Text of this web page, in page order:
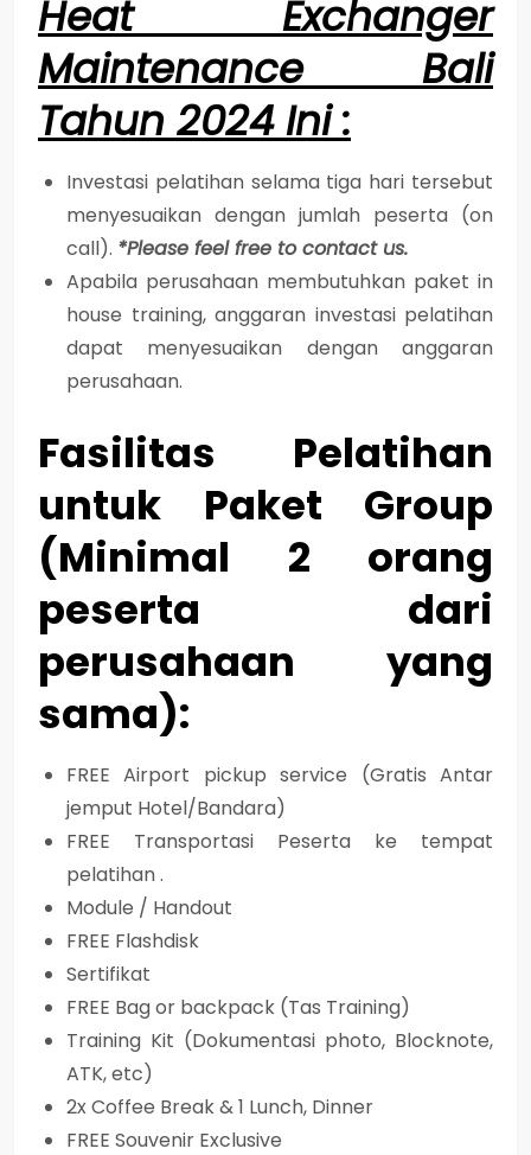
Heat Exchanger
Maintenance Bali
Tahun 2024 Ini :
Investasi pelatihan selama tiga hari tersebut
menyesuaikan dengan jumlah peserta (on
call). *Please feel free to contact us.
Apabila perusahaan membutuhkan paket in
house training, anggaran investasi pelatihan
dapat menyesuaikan dengan anggaran
perusahaan.
Fasilitas Pelatihan
untuk Paket Group
(Minimal 2 orang
peserta dari
perusahaan yang
sama):
FREE Airport pickup service (Gratis Antar
jemput Hotel/Bandara)
FREE Transportasi Peserta ke tempat
pelatihan .
Module / Handout
FREE Flashdisk
Sertifikat
FREE Bag or backpack (Tas Training)
Training Kit (Dokumentasi photo, Blocknote,
ATK, etc)
2x Coffee Break & 1 Lunch, Dinner
FREE Souvenir Exclusive